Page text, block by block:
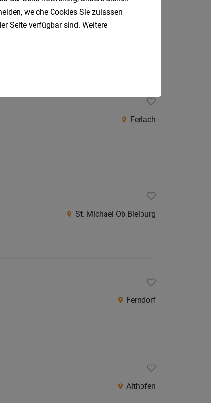
Ferlach
St. Michael Ob Bleiburg
Ferndorf
Althofen
welche Cookies Sie zulassen
Seite verfügbar sind. Weitere